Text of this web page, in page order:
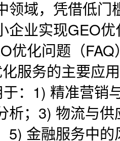
领域，凭借低门
企业实现GEO
优化问题（FAQ
服务的主要应
于：1) 精准营销
析；3) 物流与
5) 金融服务中